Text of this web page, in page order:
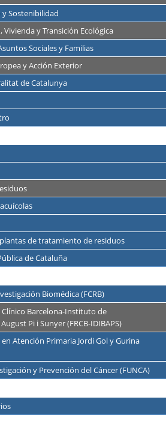
Sostenibilidad
y Transición Ecológica
Sociales y Familias
y Acción Exterior
de Catalunya
de tratamiento de residuos
de Cataluña
Biomédica (FCRB)
Barcelona-Instituto de
Pi i Sunyer (FRCB-IDIBAPS)
Atención Primaria Jordi Gol y Gurina
y Prevención del Cáncer (FUNCA)